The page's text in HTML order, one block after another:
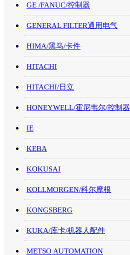
GE /FANUC/控制器
GENERAL FILTER通用电气
HIMA/黑马/卡件
HITACHI
HITACHI/日立
HONEYWELL/霍尼韦尔/控制器
IE
KEBA
KOKUSAI
KOLLMORGEN/科尔摩根
KONGSBERG
KUKA/库卡/机器人配件
METSO AUTOMATION